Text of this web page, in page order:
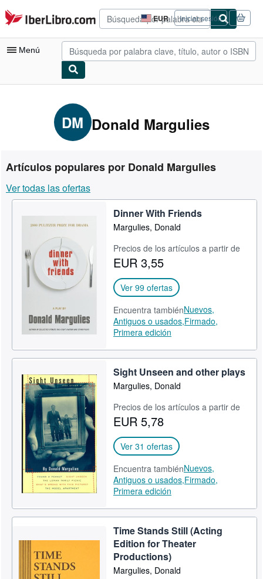
Pasar al contenido principal
IberLibro.com EUR
Preferencias
de
compra
del
Iniciar sesión
Menú
Consultar mis pedidos
Búsqueda avanzada
Libros antiguos
Arte y coleccionismo
Comenzar a vender
Ayuda
CERRAR
DM Donald Margulies
Artículos populares por Donald Margulies
Ver todas las ofertas
Dinner With Friends
Margulies, Donald
Precios de los artículos a partir de
EUR 3,55
Ver 99 ofertas
Encuentra tambiénNuevos,
Antiguos o usados,Firmado,
Primera edición
Sight Unseen and other plays
Margulies, Donald
Precios de los artículos a partir de
EUR 5,78
Ver 31 ofertas
Encuentra tambiénNuevos,
Antiguos o usados,Firmado,
Primera edición
Time Stands Still (Acting
Edition for Theater
Productions)
Margulies, Donald